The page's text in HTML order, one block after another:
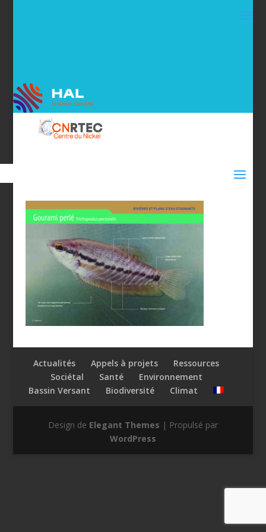
Actualités Appels à projets
Ressources
Sociétal
Santé
Environnement
Bassin Versant
Biodiversité Climat
Design de Elegant Themes | Propulsé par
WordPress